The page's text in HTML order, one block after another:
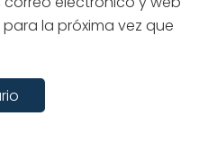
la próxima vez que